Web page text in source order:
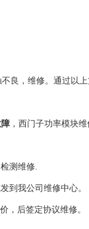
良，维修。通过以
障 ，西门子功率模块
测维修.
到我公司维修中心。
，后签定协议维修。